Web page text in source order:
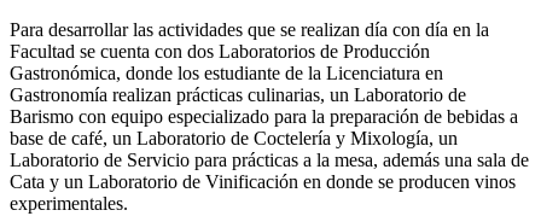
Para desarrollar las actividades que se realizan día con día en la
Facultad se cuenta con dos Laboratorios de Producción
Gastronómica, donde los estudiante de la Licenciatura en
Gastronomía realizan prácticas culinarias, un Laboratorio de
Barismo con equipo especializado para la preparación de bebidas a
base de café, un Laboratorio de Coctelería y Mixología, un
Laboratorio de Servicio para prácticas a la mesa, además una sala de
Cata y un Laboratorio de Vinificación en donde se producen vinos
experimentales.